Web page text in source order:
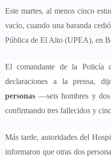
Este martes, al menos cinco
vacío, cuando una baranda
Pública de El Alto (UPEA), en
El comandante de la Policía
declaraciones a la prensa,
personas —seis hombres y
confirmando tres fallecidos y
Más tarde, autoridades del
informaron que otras dos